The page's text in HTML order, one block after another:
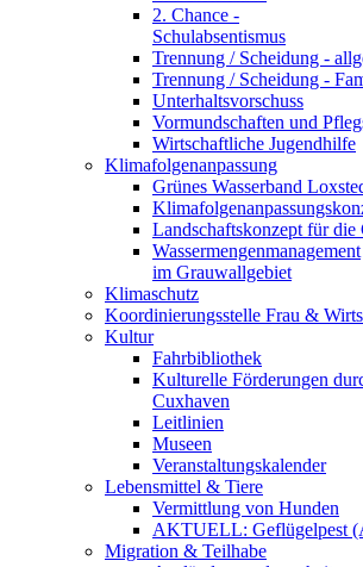
2. Chance -
Schulabsentismus
Trennung / Scheidung -
Trennung / Scheidung -
Unterhaltsvorschuss
Vormundschaften und
Wirtschaftliche Jugendhilfe
Klimafolgenanpassung
Grünes Wasserband
Landschaftskonzept für die
Wassermengenmanagement
im Grauwallgebiet
Klimaschutz
Koordinierungsstelle Frau &
Kultur
Fahrbibliothek
Kulturelle Förderungen
Cuxhaven
Leitlinien
Museen
Veranstaltungskalender
Lebensmittel & Tiere
Vermittlung von Hunden
AKTUELL: Geflügelpest
Migration & Teilhabe